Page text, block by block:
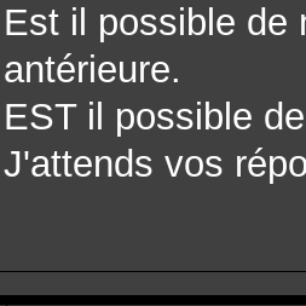
Est il possible de
antérieure.
EST il possible
J'attends vos